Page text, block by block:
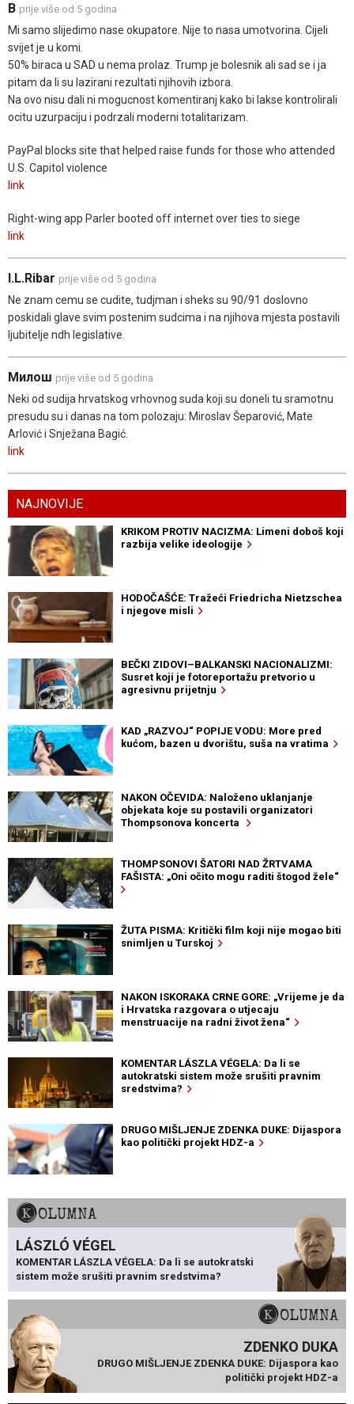
B prije više od 5 godina
Mi samo slijedimo nase okupatore. Nije to nasa umotvorina. Cijeli
svijet je u komi.
50% biraca u SAD u nema prolaz. Trump je bolesnik ali sad se i ja
pitam da li su lazirani rezultati njihovih izbora.
Na ovo nisu dali ni mogucnost komentiranj kako bi lakse kontrolirali
ocitu uzurpaciju i podrzali moderni totalitarizam.
PayPal blocks site that helped raise funds for those who attended
U.S. Capitol violence
link
Right-wing app Parler booted off internet over ties to siege
link
I.L.Ribar prije više od 5 godina
Ne znam cemu se cudite, tudjman i sheks su 90/91 doslovno
poskidali glave svim postenim sudcima i na njihova mjesta postavili
ljubitelje ndh legislative.
Милош prije više od 5 godina
Neki od sudija hrvatskog vrhovnog suda koji su doneli tu sramotnu
presudu su i danas na tom polozaju: Miroslav Šeparović, Mate
Arlović i Snježana Bagić.
link
NAJNOVIJE
KRIKOM PROTIV NACIZMA: Limeni doboš koji
razbija velike ideologije
HODOČAŠĆE: Tražeći Friedricha Nietzschea
i njegove misli
BEČKI ZIDOVI–BALKANSKI NACIONALIZMI:
Susret koji je fotoreportažu pretvorio u
agresivnu prijetnju
KAD „RAZVOJ“ POPIJE VODU: More pred
kućom, bazen u dvorištu, suša na vratima
NAKON OČEVIDA: Naloženo uklanjanje
objekata koje su postavili organizatori
Thompsonova koncerta
THOMPSONOVI ŠATORI NAD ŽRTVAMA
FAŠISTA: „Oni očito mogu raditi štogod žele“
ŽUTA PISMA: Kritički film koji nije mogao biti
snimljen u Turskoj
NAKON ISKORAKA CRNE GORE: „Vrijeme je da
i Hrvatska razgovara o utjecaju
menstruacije na radni život žena“
KOMENTAR LÁSZLA VÉGELA: Da li se
autokratski sistem može srušiti pravnim
sredstvima?
DRUGO MIŠLJENJE ZDENKA DUKE: Dijaspora
kao politički projekt HDZ-a
KOLUMNA
LÁSZLÓ VÉGEL
KOMENTAR LÁSZLA VÉGELA: Da li se autokratski
sistem može srušiti pravnim sredstvima?
KOLUMNA
ZDENKO DUKA
DRUGO MIŠLJENJE ZDENKA DUKE: Dijaspora kao
politički projekt HDZ-a